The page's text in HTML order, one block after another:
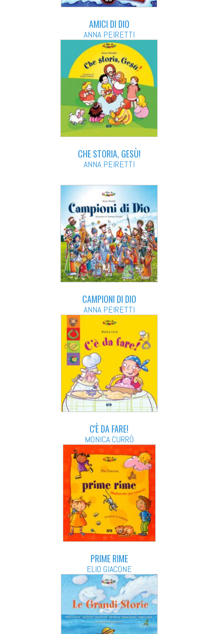
AMICI DI DIO
ANNA PEIRETTI
CHE STORIA, GESÙ!
ANNA PEIRETTI
CAMPIONI DI DIO
ANNA PEIRETTI
C'È DA FARE!
MONICA CURRÒ
PRIME RIME
ELIO GIACONE